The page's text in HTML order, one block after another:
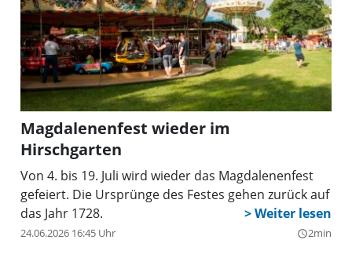
Magdalenenfest wieder im
Hirschgarten
Von 4. bis 19. Juli wird wieder das Magdalenenfest
gefeiert. Die Ursprünge des Festes gehen zurück auf
das Jahr 1728.
24.06.2026 16:45 Uhr query_builder2min